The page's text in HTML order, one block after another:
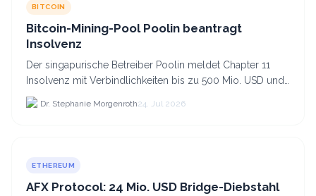
BITCOIN
Bitcoin-Mining-Pool Poolin beantragt
Insolvenz
Der singapurische Betreiber Poolin meldet Chapter 11
Insolvenz mit Verbindlichkeiten bis zu 500 Mio. USD und
plant den Verkauf zweier Texas-Standorte für.
Dr. Stephanie Morgenroth24. Jul 2026
ETHEREUM
AFX Protocol: 24 Mio. USD Bridge-Diebstahl